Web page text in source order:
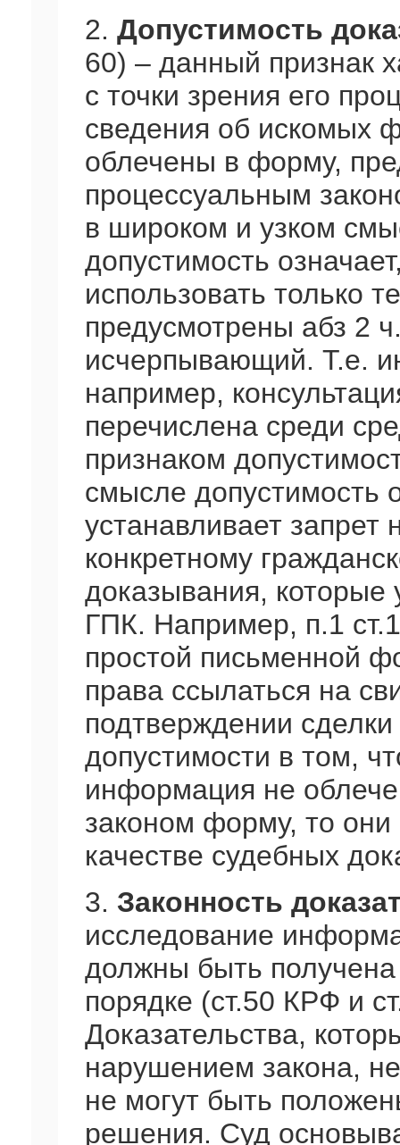
2. Допустимость
60) – данный признак
с точки зрения его
сведения об искомых
облечены в форму,
процессуальным
в широком и узком
допустимость
использовать только
предусмотрены абз 2
исчерпывающий. Т.е.
например,
перечислена среди
признаком
смысле допустимость
устанавливает запрет
конкретному
доказывания, которые
ГПК. Например, п.1
простой письменной
права ссылаться на
подтверждении
допустимости в том,
информация не
законом форму, то они
качестве судебных
3. Законность
исследование
должны быть
порядке (ст.50 КРФ и
Доказательства,
нарушением закона,
не могут быть
решения. Суд